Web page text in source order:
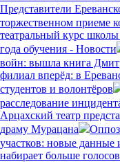
Представители
торжественном приеме
театральный курс
года обучения - Новости
войн: вышла книга
филиал вперёд: в
студентов и волонтёров
расследование
Арцахский театр
драму Мурацана
участков: новые
набирает больше